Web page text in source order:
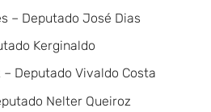
– Deputado José Dias
Kerginaldo
Deputado Vivaldo Costa
Nelter Queiroz